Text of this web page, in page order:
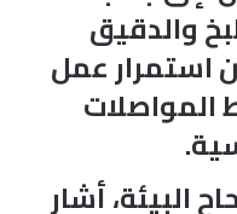
والدقيق
استمرار عمل
المواصلات
البيئة، أشار